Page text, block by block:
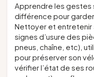
Apprendre les gestes
différence pour
Nettoyer et entretenir
signes d’usure des
pneus, chaîne, etc),
pour préserver son
vérifier l’état de ses